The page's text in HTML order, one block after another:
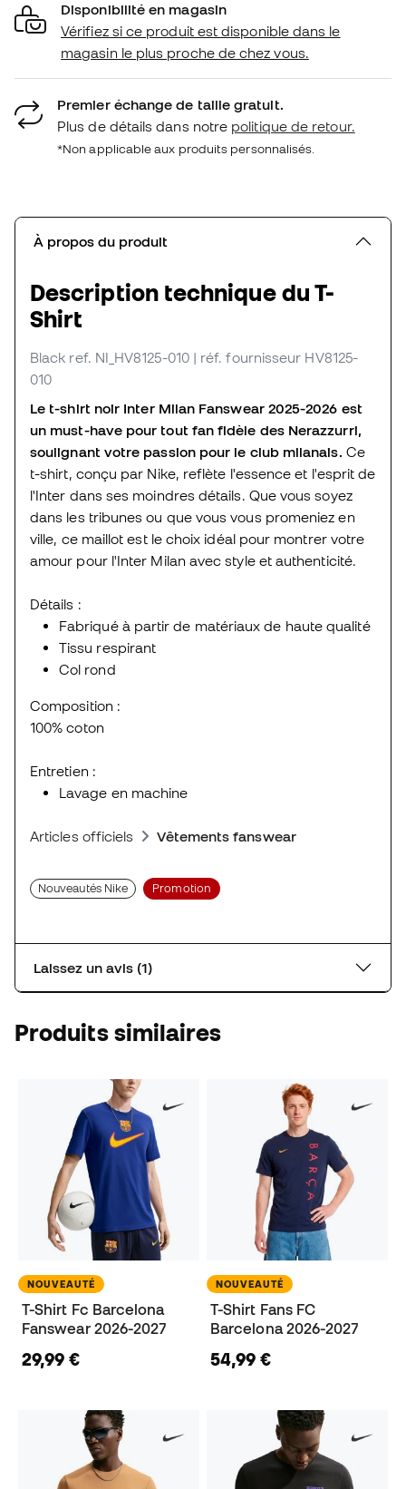
Disponibilité en magasin
Vérifiez si ce produit est disponible dans le
magasin le plus proche de chez vous.
Premier échange de taille gratuit.
Plus de détails dans notre politique de retour.
*Non applicable aux produits personnalisés.
À propos du produit
Description technique du T-
Shirt
Black ref. NI_HV8125-010 | réf. fournisseur HV8125-
010
Le t-shirt noir Inter Milan Fanswear 2025-2026 est
un must-have pour tout fan fidèle des Nerazzurri,
soulignant votre passion pour le club milanais. Ce
t-shirt, conçu par Nike, reflète l'essence et l'esprit de
l'Inter dans ses moindres détails. Que vous soyez
dans les tribunes ou que vous vous promeniez en
ville, ce maillot est le choix idéal pour montrer votre
amour pour l'Inter Milan avec style et authenticité.
Détails :
Fabriqué à partir de matériaux de haute qualité
Tissu respirant
Col rond
Composition :
100% coton
Entretien :
Lavage en machine
Articles officiels Vêtements fanswear
Nouveautés Nike Promotion
Laissez un avis (1)
Produits similaires
NOUVEAUTÉ
T-Shirt Fc Barcelona
Fanswear 2026-2027
29,99 €
NOUVEAUTÉ
T-Shirt Fans FC
Barcelona 2026-2027
54,99 €